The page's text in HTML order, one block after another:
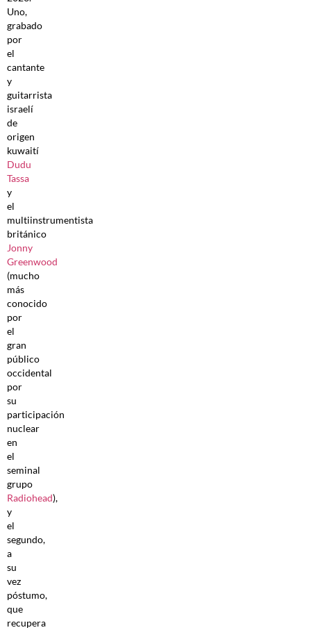
Uno,
grabado
por
el
cantante
y
guitarrista
israelí
de
origen
kuwaití
Dudu
Tassa
y
el
multiinstrumentista
británico
Jonny
Greenwood
(mucho
más
conocido
por
el
gran
público
occidental
por
su
participación
nuclear
en
el
seminal
grupo
Radiohead),
y
el
segundo,
a
su
vez
póstumo,
que
recupera